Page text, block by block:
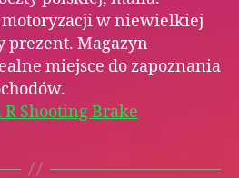
w niewielkiej
prezent. Magazyn
miejsce do zapoznania
Shooting Brake